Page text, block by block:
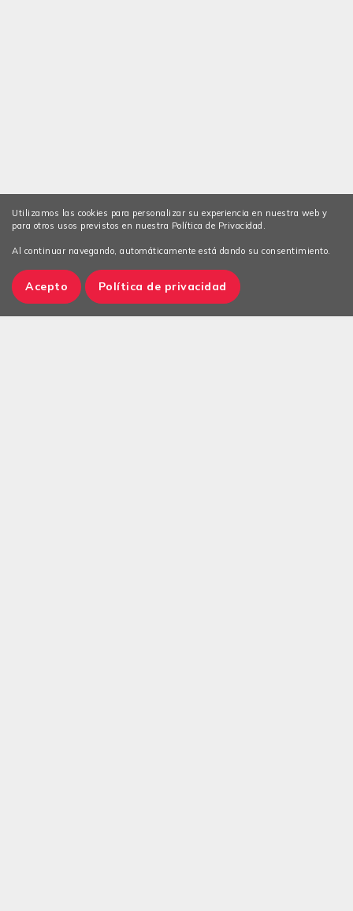
Utilizamos las cookies para personalizar su experiencia en nuestra web y
para otros usos previstos en nuestra Política de Privacidad.
Al continuar navegando, automáticamente está dando su consentimiento.
Acepto Política de privacidad